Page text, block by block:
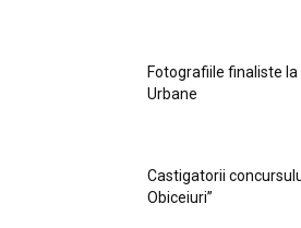
Fotografiile finaliste
Urbane
Castigatorii
Obiceiuri”